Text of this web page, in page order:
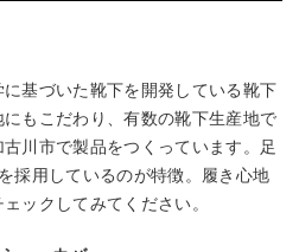
に基づいた靴下を開発している靴下
もこだわり、有数の靴下生産地で
川市で製品をつくっています。足
採用しているのが特徴。履き心地
ックしてみてください。